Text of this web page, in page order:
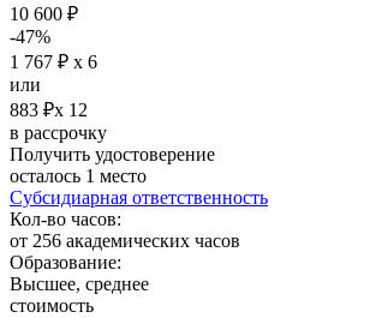
10 600 ₽
-47%
1 767 ₽ х 6
или
883 ₽х 12
в рассрочку
Получить удостоверение
осталось 1 место
Субсидиарная ответственность
Кол-во часов:
от 256 академических часов
Образование:
Высшее, среднее
стоимость